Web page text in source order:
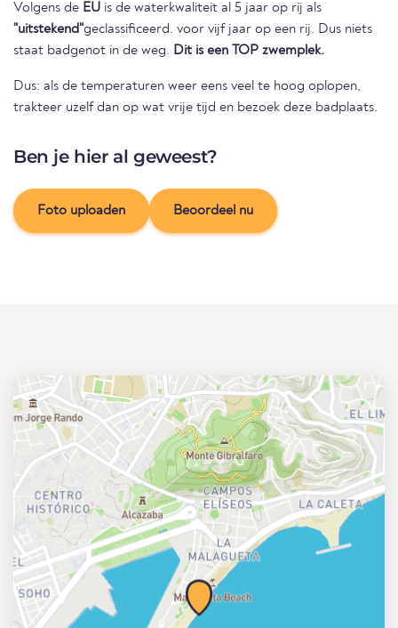
Volgens de EU is de waterkwaliteit al 5 jaar op rij als
"uitstekend"geclassificeerd. voor vijf jaar op een rij. Dus niets
staat badgenot in de weg. Dit is een TOP zwemplek.
Dus: als de temperaturen weer eens veel te hoog oplopen,
trakteer uzelf dan op wat vrije tijd en bezoek deze badplaats.
Ben je hier al geweest?
Foto uploaden Beoordeel nu